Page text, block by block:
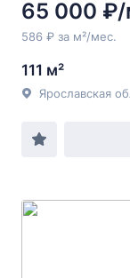
65 000 ₽/
586 ₽ за м²/мес.
111 м²
Ярославская